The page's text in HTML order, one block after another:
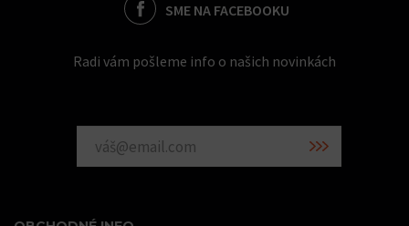
SME NA FACEBOOKU
Radi vám pošleme info o našich novinkách